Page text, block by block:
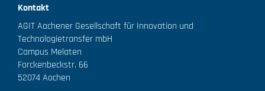
Kontakt
AGIT Aachener Gesellschaft für Innovation und
Technologietransfer mbH
Campus Melaten
Forckenbeckstr. 66
52074 Aachen